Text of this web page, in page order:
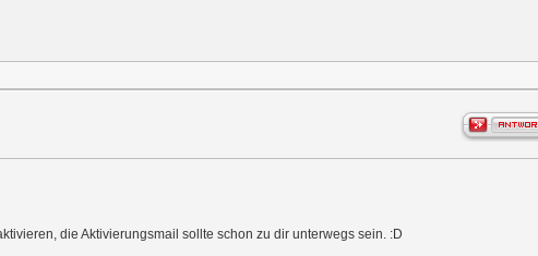
die Aktivierungsmail sollte schon zu dir unterwegs sein. :D